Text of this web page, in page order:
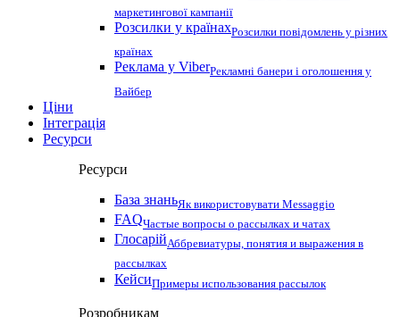
маркетингової кампанії
Розсилки у країнахРозсилки повідомлень у різних
країнах
Реклама у ViberРекламні банери і оголошення у
Вайбер
Ціни
Інтеграція
Ресурси
Ресурси
База знаньЯк використовувати Messaggio
FAQЧастые вопросы о рассылках и чатах
ГлосарійАббревиатуры, понятия и выражения в
рассылках
КейсиПримеры использования рассылок
Розробникам